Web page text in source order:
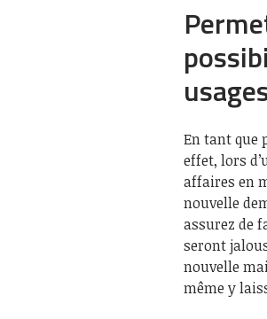
En tant que
effet, lors
affaires en
nouvelle
assurez de
seront
nouvelle
même y